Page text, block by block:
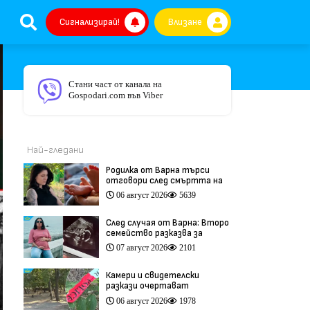
Сигнализирай! Влизане
Стани част от канала на
Gospodari.com във Viber
Най-гледани
Родилка от Варна търси
отговори след смъртта на
бебето ѝ дни преди секцио
(видео)
06 август 2026 5639
След случая от Варна: Второ
семейство разказва за
трагедия след бременност
при същия лекар (видео)
07 август 2026 2101
Камери и свидетелски
разкази очертават
хронологията на фаталния
побой край Младежкия хълм
06 август 2026 1978